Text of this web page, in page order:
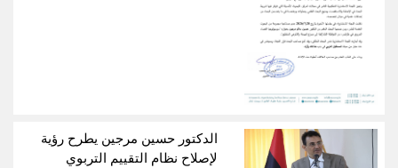
الدكتور حسين مرجين يطرح رؤية
لإصلاح نظام التقييم التربوي